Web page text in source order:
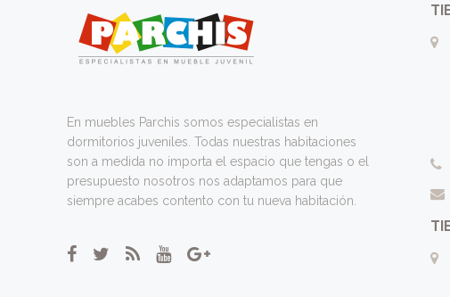
En muebles Parchis somos especialistas en
dormitorios juveniles. Todas nuestras habitaciones
son a medida no importa el espacio que tengas o el
presupuesto nosotros nos adaptamos para que
siempre acabes contento con tu nueva habitación.